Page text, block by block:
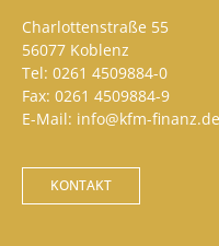
Charlottenstraße 55
56077 Koblenz
Tel: 0261 4509884-0
Fax: 0261 4509884-9
E-Mail: info@kfm-finanz.de
KONTAKT